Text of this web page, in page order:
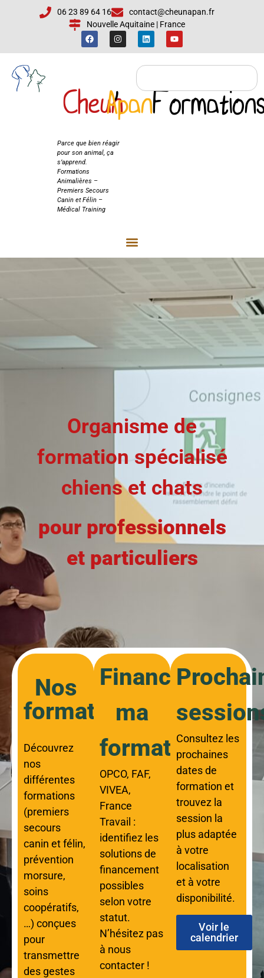
06 23 89 64 16
contact@cheunapan.fr
Nouvelle Aquitaine | France
Cheun
'
Apan
Parce que bien réagir
pour son animal, ça
s’apprend.
Formations
Animalières –
Premiers Secours
Canin et Félin –
Médical Training
Organisme de
formation spécialisé
chiens et chats
pour professionnels
et particuliers
Nos
formations
Découvrez
nos
différentes
formations
(premiers
secours
canin et félin,
prévention
morsure,
soins
coopératifs,
…) conçues
pour
transmettre
des gestes
Financer
ma
formation
OPCO, FAF,
VIVEA,
France
Travail :
identifiez les
solutions de
financement
possibles
selon votre
statut.
N’hésitez pas
à nous
contacter !
Consultez les
prochaines
dates de
formation et
trouvez la
session la
plus adaptée
à votre
localisation
et à votre
disponibilité.
Voir le
calendrier